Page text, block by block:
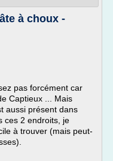
à choux -
pas forcément car
Captieux ... Mais
aussi présent dans
ces 2 endroits, je
à trouver (mais peut-